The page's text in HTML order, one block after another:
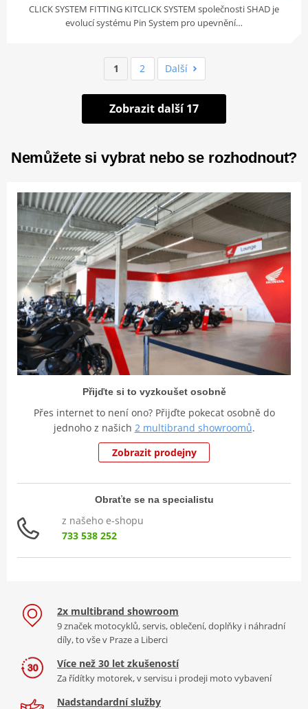
CLICK SYSTEM FITTING KITCLICK SYSTEM společnosti SHAD je
evolucí systému Pin System pro upevnění…
1 2 Další
Zobrazit další 17
Nemůžete si vybrat nebo se rozhodnout?
Přijďte si to vyzkoušet osobně
Přes internet to není ono? Přijďte pokecat osobně do
jednoho z našich 2 multibrand showroomů.
Zobrazit prodejny
Obraťte se na specialistu
z našeho e-shopu
733 538 252
2x multibrand showroom
9 značek motocyklů, servis, oblečení, doplňky i náhradní
díly, to vše v Praze a Liberci
Více než 30 let zkušeností
Za řídítky motorek, v servisu i prodeji moto vybavení
Nadstandardní služby